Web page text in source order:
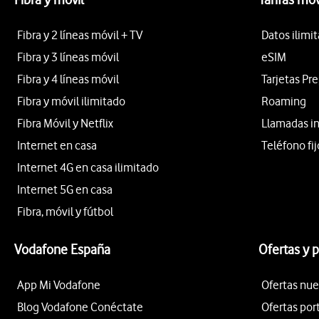
Fibra y 2 líneas móvil + TV
Fibra y 3 líneas móvil
Fibra y 4 líneas móvil
Fibra y móvil ilimitado
Fibra Móvil y Netflix
Internet en casa
Internet 4G en casa ilimitado
Internet 5G en casa
Fibra, móvil y fútbol
Datos
eSIM
Tarjetas
Roaming
Llamadas
Teléfono
Vodafone España
App Mi Vodafone
Blog Vodafone Conéctate
Ofertas y
Ofertas
Ofertas